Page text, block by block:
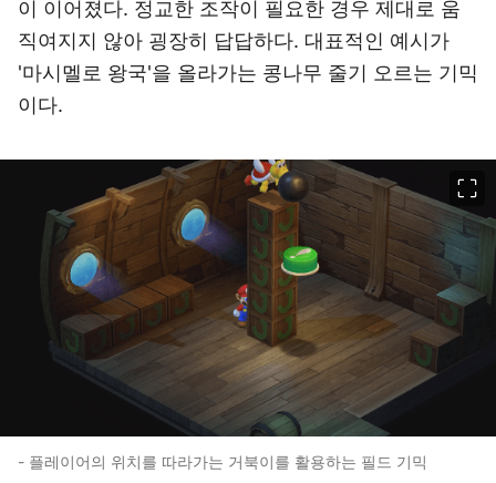
이 이어졌다. 정교한 조작이 필요한 경우 제대로 움
직여지지 않아 굉장히 답답하다. 대표적인 예시가
'마시멜로 왕국'을 올라가는 콩나무 줄기 오르는 기믹
이다.
- 플레이어의 위치를 따라가는 거북이를 활용하는 필드 기믹